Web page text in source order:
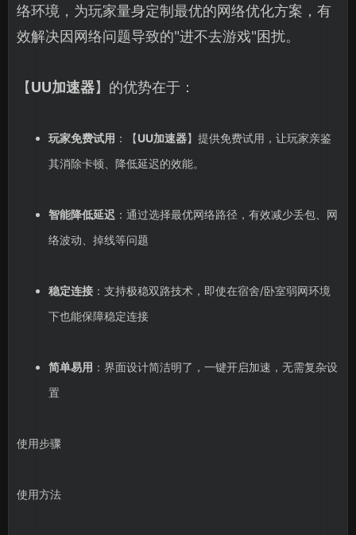
络环境，为玩家量身定制最优的网络优化方案，有
效解决因网络问题导致的"进不去游戏"困扰。
【UU加速器】的优势在于：
玩家免费试用 ：【UU加速器】提供免费试用，让玩家亲鉴
其消除卡顿、降低延迟的效能。
智能降低延迟 ：通过选择最优网络路径，有效减少丢包、网
络波动、掉线等问题
稳定连接：支持极稳双路技术，即使在宿舍/卧室弱网环境
下也能保障稳定连接
简单易用 ：界面设计简洁明了，一键开启加速，无需复杂设
置
使用步骤
使用方法